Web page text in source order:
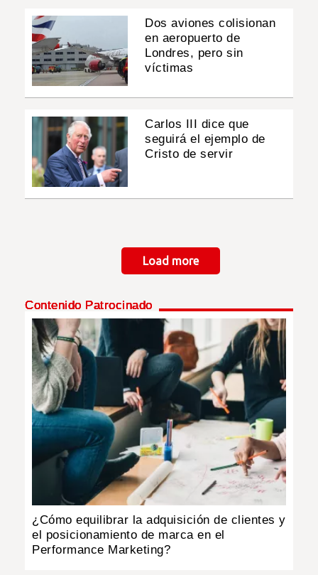
Dos aviones colisionan
en aeropuerto de
Londres, pero sin
víctimas
Carlos III dice que
seguirá el ejemplo de
Cristo de servir
Load more
Contenido Patrocinado
¿Cómo equilibrar la adquisición de clientes y
el posicionamiento de marca en el
Performance Marketing?